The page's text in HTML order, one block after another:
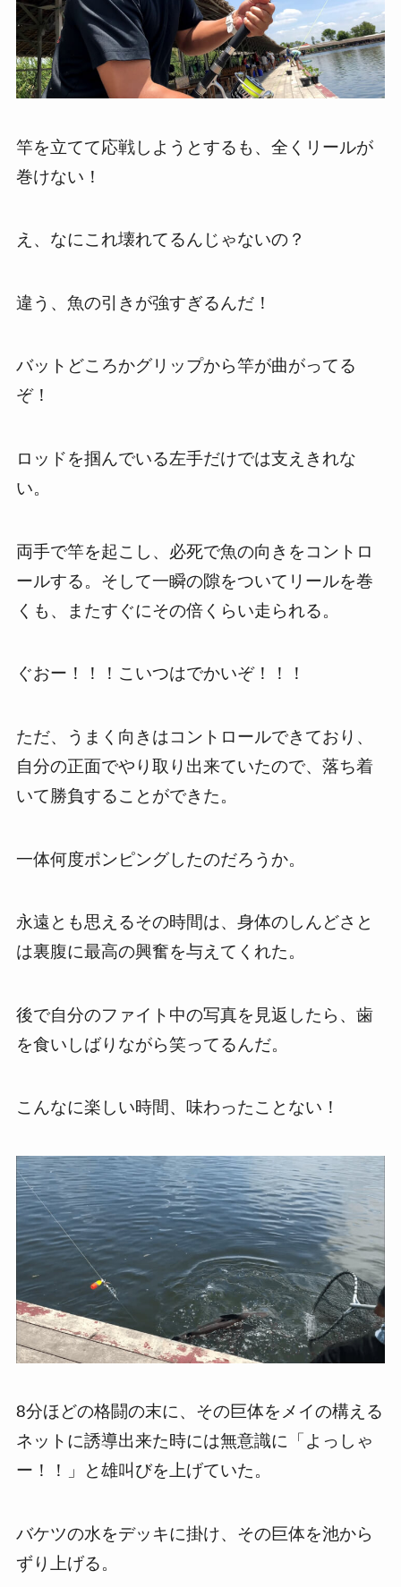
竿を立てて応戦しようとするも、全くリールが
巻けない！
え、なにこれ壊れてるんじゃないの？
違う、魚の引きが強すぎるんだ！
バットどころかグリップから竿が曲がってる
ぞ！
ロッドを掴んでいる左手だけでは支えきれな
い。
両手で竿を起こし、必死で魚の向きをコントロ
ールする。そして一瞬の隙をついてリールを巻
くも、またすぐにその倍くらい走られる。
ぐおー！！！こいつはでかいぞ！！！
ただ、うまく向きはコントロールできており、
自分の正面でやり取り出来ていたので、落ち着
いて勝負することができた。
一体何度ポンピングしたのだろうか。
永遠とも思えるその時間は、身体のしんどさと
は裏腹に最高の興奮を与えてくれた。
後で自分のファイト中の写真を見返したら、歯
を食いしばりながら笑ってるんだ。
こんなに楽しい時間、味わったことない！
8分ほどの格闘の末に、その巨体をメイの構える
ネットに誘導出来た時には無意識に「よっしゃ
ー！！」と雄叫びを上げていた。
バケツの水をデッキに掛け、その巨体を池から
ずり上げる。